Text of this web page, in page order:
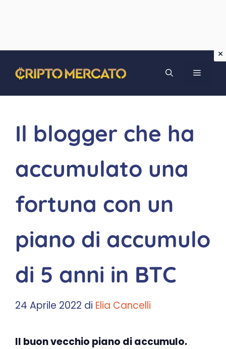
contenuto
MENU
Il blogger che ha
accumulato una
fortuna con un
piano di accumulo
di 5 anni in BTC
24 Aprile 2022 di Elia Cancelli
Il buon vecchio piano di accumulo.